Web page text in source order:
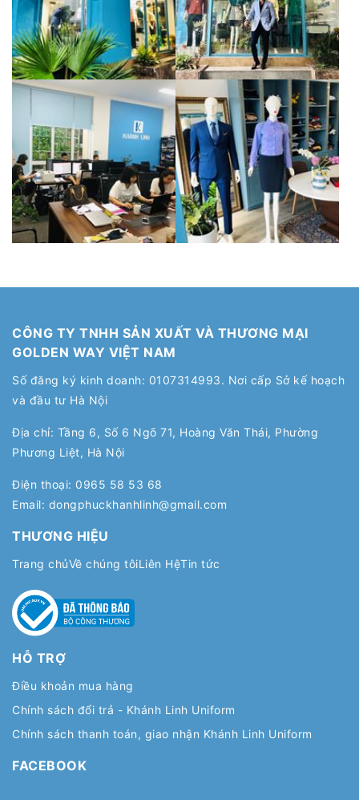
CÔNG TY TNHH SẢN XUẤT VÀ THƯƠNG MẠI
GOLDEN WAY VIỆT NAM
Số đăng ký kinh doanh: 0107314993. Nơi cấp Sở kế hoạch
và đầu tư Hà Nội
Địa chỉ: Tầng 6, Số 6 Ngõ 71, Hoàng Văn Thái, Phường
Phương Liệt, Hà Nội
Điện thoại: 0965 58 53 68
Email: dongphuckhanhlinh@gmail.com
THƯƠNG HIỆU
Trang chủVề chúng tôiLiên HệTin tức
HỖ TRỢ
Điều khoản mua hàng
Chính sách đổi trả - Khánh Linh Uniform
Chính sách thanh toán, giao nhận Khánh Linh Uniform
FACEBOOK